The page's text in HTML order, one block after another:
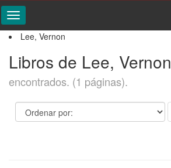
Lee, Vernon
Libros de Lee, Vernon
encontrados. (1 páginas).